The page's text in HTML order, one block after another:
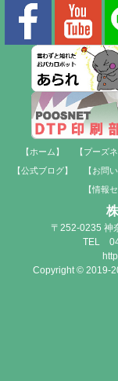
【ホーム】 【プーズ
【公式ブログ】
【お問
【情報
〒252-0235 神
TEL
Copyright © 2019-